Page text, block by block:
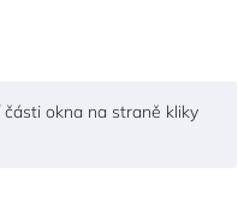
okna na straně kliky